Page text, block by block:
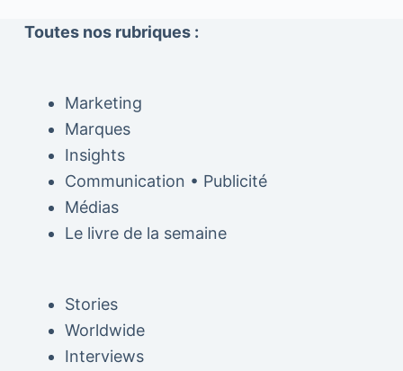
Toutes nos rubriques :
Marketing
Marques
Insights
Communication • Publicité
Médias
Le livre de la semaine
Stories
Worldwide
Interviews